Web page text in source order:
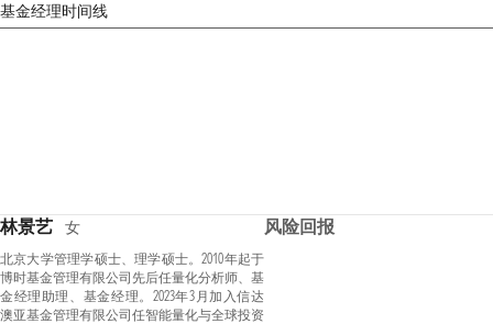
基金经理时间线
林景艺 女
北京大学管理学硕士、理学硕士。2010年起于
博时基金管理有限公司先后任量化分析师、基
金经理助理、基金经理。2023年3月加入信达
澳亚基金管理有限公司任智能量化与全球投资
风险回报